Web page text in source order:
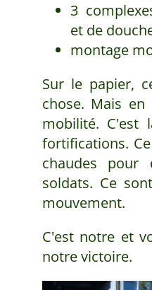
3
et de
montage
Sur le papier,
chose. Mais
mobilité. C'est
fortifications.
chaudes pour
soldats. Ce
mouvement.
C'est notre et
notre victoire.